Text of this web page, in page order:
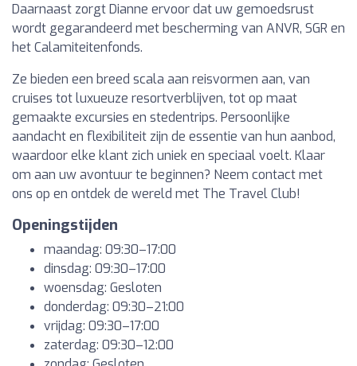
Daarnaast zorgt Dianne ervoor dat uw gemoedsrust
wordt gegarandeerd met bescherming van ANVR, SGR en
het Calamiteitenfonds.
Ze bieden een breed scala aan reisvormen aan, van
cruises tot luxueuze resortverblijven, tot op maat
gemaakte excursies en stedentrips. Persoonlijke
aandacht en flexibiliteit zijn de essentie van hun aanbod,
waardoor elke klant zich uniek en speciaal voelt. Klaar
om aan uw avontuur te beginnen? Neem contact met
ons op en ontdek de wereld met The Travel Club!
Openingstijden
maandag: 09:30–17:00
dinsdag: 09:30–17:00
woensdag: Gesloten
donderdag: 09:30–21:00
vrijdag: 09:30–17:00
zaterdag: 09:30–12:00